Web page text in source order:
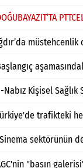
Nabız Kişisel
trafikteki
"basın